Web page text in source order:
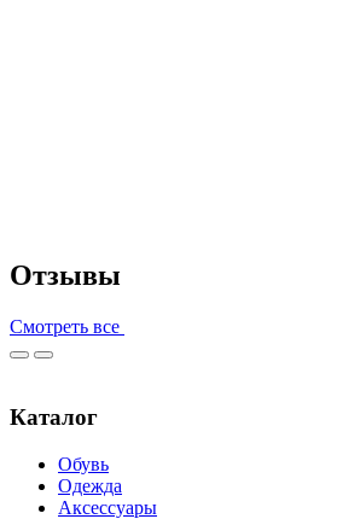
Отзывы
Смотреть все
Каталог
Обувь
Одежда
Аксессуары